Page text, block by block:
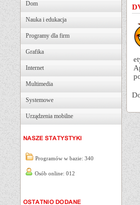
Dom
Nauka i edukacja
Programy dla firm
Grafika
Internet
Multimedia
Systemowe
Urządzenia mobilne
Programów w bazie: 340
Osób online: 012